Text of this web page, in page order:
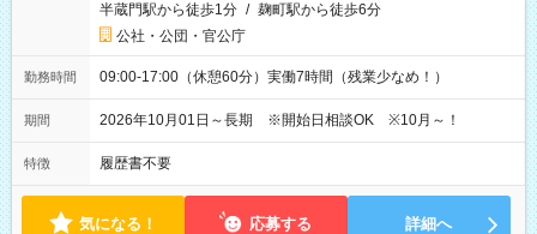
半蔵門駅から徒歩1分 / 麹町駅から徒歩6分
公社・公団・官公庁
勤務時間 09:00-17:00（休憩60分）実働7時間（残業少なめ！）
期間 2026年10月01日～長期 ※開始日相談OK ※10月～！
特徴 履歴書不要
気になる！ 応募する 詳細へ